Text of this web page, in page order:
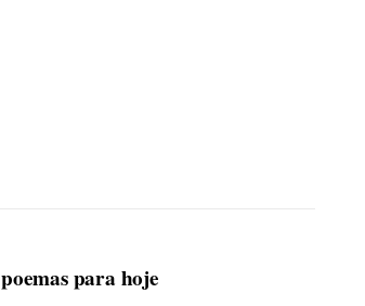
poemas para hoje